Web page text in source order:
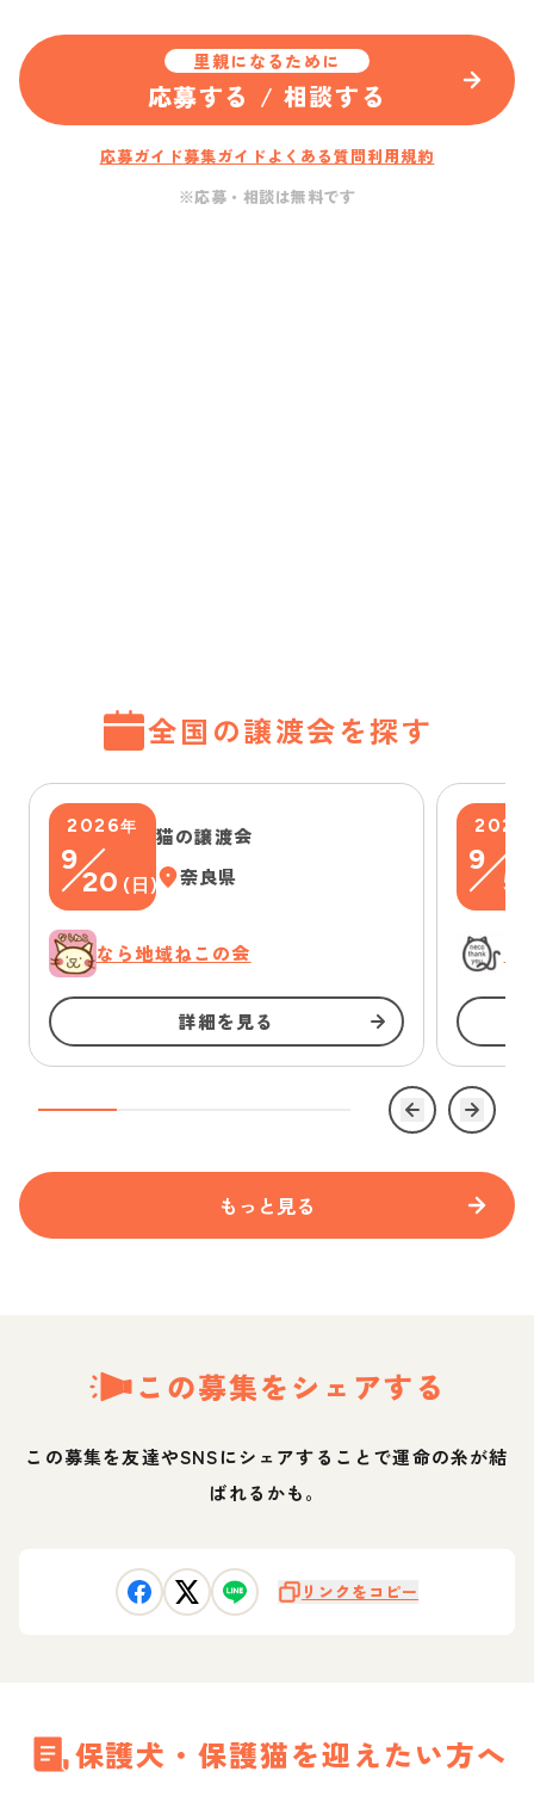
里親になるために
応募する / 相談する
応募ガイド募集ガイド よくある質問利用規約
※応募・相談は無料です
全国の譲渡会を探す
2026年
9
20 ( 日)
猫の譲渡会
奈良県
なら地域ねこの会
詳細を見る
2026
9
5
もっと見る
この募集をシェアする
この募集を友達やSNSにシェアすることで運命の糸が結
ばれるかも。
リンクをコピー
保護犬・保護猫を迎えたい方へ